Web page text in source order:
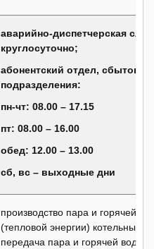
аварийно-диспетчерская
круглосуточно;
абонентский отдел, сбытовые
подразделения:
пн-чт: 08.00 – 17.15
пт: 08.00 – 16.00
обед: 12.00 – 13.00
сб, вс – выходные дни
производство пара и горячей
(тепловой энергии) котельными,
передача пара и горячей воды